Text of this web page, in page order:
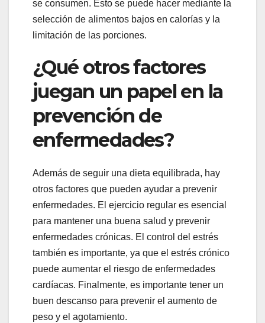
se consumen. Esto se puede hacer mediante la
selección de alimentos bajos en calorías y la
limitación de las porciones.
¿Qué otros factores
juegan un papel en la
prevención de
enfermedades?
Además de seguir una dieta equilibrada, hay
otros factores que pueden ayudar a prevenir
enfermedades. El ejercicio regular es esencial
para mantener una buena salud y prevenir
enfermedades crónicas. El control del estrés
también es importante, ya que el estrés crónico
puede aumentar el riesgo de enfermedades
cardíacas. Finalmente, es importante tener un
buen descanso para prevenir el aumento de
peso y el agotamiento.